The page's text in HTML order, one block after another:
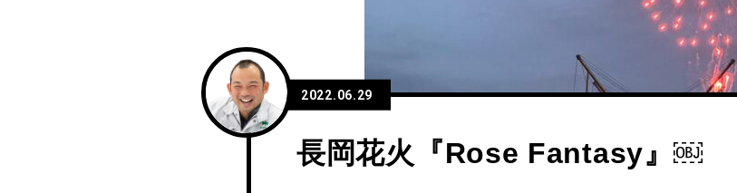
2022.06.29
長岡花火『Rose Fantasy』￼